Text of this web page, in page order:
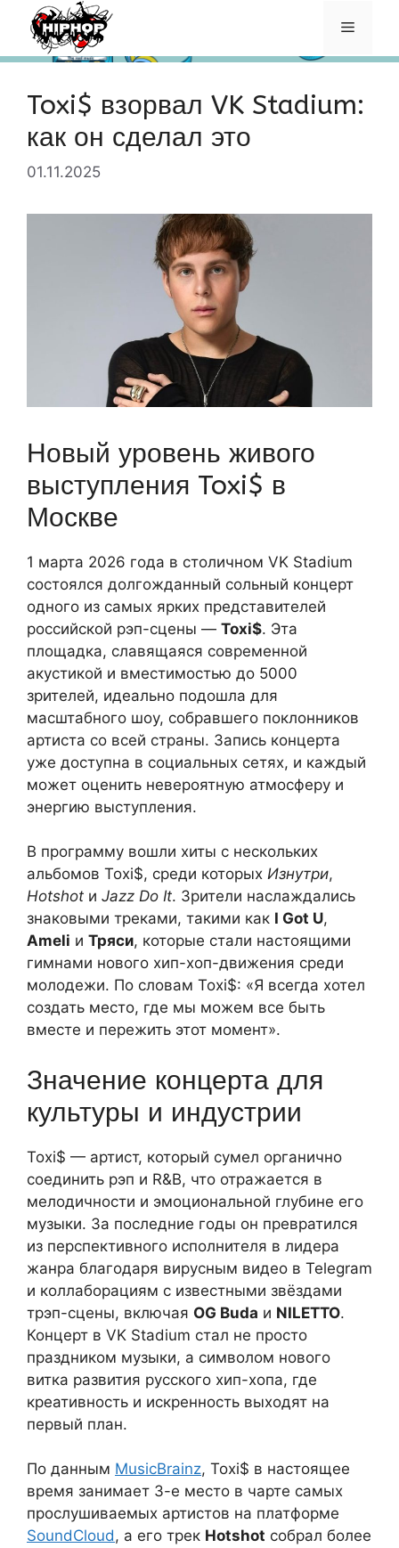
Перейти
содержимому
Меню
Toxi$ взорвал VK Stadium:
как он сделал это
01.11.2025
Новый уровень живого
выступления Toxi$ в
Москве
1 марта 2026 года в столичном VK Stadium
состоялся долгожданный сольный концерт
одного из самых ярких представителей
российской рэп-сцены — Toxi$. Эта
площадка, славящаяся современной
акустикой и вместимостью до 5000
зрителей, идеально подошла для
масштабного шоу, собравшего поклонников
артиста со всей страны. Запись концерта
уже доступна в социальных сетях, и каждый
может оценить невероятную атмосферу и
энергию выступления.
В программу вошли хиты с нескольких
альбомов Toxi$, среди которых Изнутри,
Hotshot и Jazz Do It. Зрители наслаждались
знаковыми треками, такими как I Got U,
Ameli и Тряси, которые стали настоящими
гимнами нового хип-хоп-движения среди
молодежи. По словам Toxi$: «Я всегда хотел
создать место, где мы можем все быть
вместе и пережить этот момент».
Значение концерта для
культуры и индустрии
Toxi$ — артист, который сумел органично
соединить рэп и R&B, что отражается в
мелодичности и эмоциональной глубине его
музыки. За последние годы он превратился
из перспективного исполнителя в лидера
жанра благодаря вирусным видео в Telegram
и коллаборациям с известными звёздами
трэп-сцены, включая OG Buda и NILETTO.
Концерт в VK Stadium стал не просто
праздником музыки, а символом нового
витка развития русского хип-хопа, где
креативность и искренность выходят на
первый план.
По данным MusicBrainz, Toxi$ в настоящее
время занимает 3-е место в чарте самых
прослушиваемых артистов на платформе
SoundCloud, а его трек Hotshot собрал более